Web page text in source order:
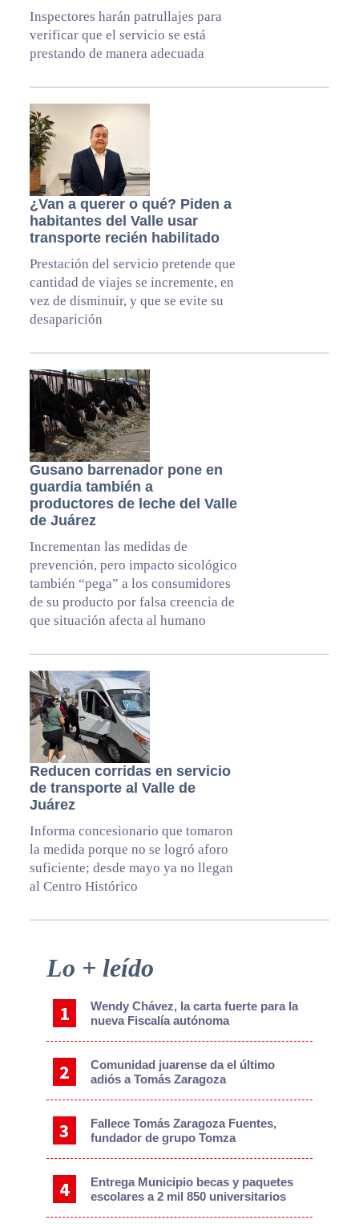
Inspectores harán patrullajes para
verificar que el servicio se está
prestando de manera adecuada
¿Van a querer o qué? Piden a
habitantes del Valle usar
transporte recién habilitado
Prestación del servicio pretende que
cantidad de viajes se incremente, en
vez de disminuir, y que se evite su
desaparición
Gusano barrenador pone en
guardia también a
productores de leche del Valle
de Juárez
Incrementan las medidas de
prevención, pero impacto sicológico
también “pega” a los consumidores
de su producto por falsa creencia de
que situación afecta al humano
Reducen corridas en servicio
de transporte al Valle de
Juárez
Informa concesionario que tomaron
la medida porque no se logró aforo
suficiente; desde mayo ya no llegan
al Centro Histórico
Primary
Lo + leído
Wendy Chávez, la carta fuerte para la
nueva Fiscalía autónoma
Comunidad juarense da el último
adiós a Tomás Zaragoza
Fallece Tomás Zaragoza Fuentes,
fundador de grupo Tomza
Entrega Municipio becas y paquetes
escolares a 2 mil 850 universitarios